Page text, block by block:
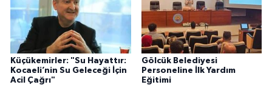
Küçükemirler: "Su Hayattır:
Kocaeli’nin Su Geleceği İçin
Acil Çağrı"
Gölcük Belediyesi
Personeline İlk Yardım
Eğitimi